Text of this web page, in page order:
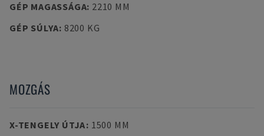
GÉP MAGASSÁGA: 2210 MM
GÉP SÚLYA: 8200 KG
MOZGÁS
X-TENGELY ÚTJA: 1500 MM